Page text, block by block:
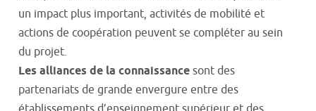
un impact plus important, activités de mobilité et
actions de coopération peuvent se compléter au sein
du projet.
Les alliances de la connaissance sont des
partenariats de grande envergure entre des